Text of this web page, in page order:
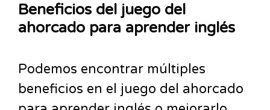
Beneficios del juego del
ahorcado para aprender inglés
Podemos encontrar múltiples
beneficios en el juego del ahorcado